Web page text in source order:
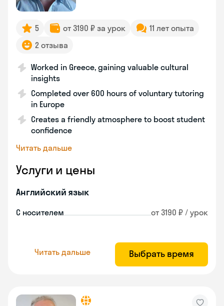
5 от 3190 ₽ за урок
11 лет опыта
2 отзыва
Worked in Greece, gaining valuable cultural
insights
Completed over 600 hours of voluntary tutoring
in Europe
Creates a friendly atmosphere to boost student
confidence
Читать дальше
Услуги и цены
Английский язык
С носителем от 3190 ₽ / урок
Читать дальше Выбрать время